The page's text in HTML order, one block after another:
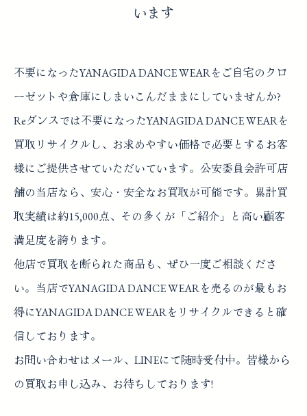
います
不要になったYANAGIDA DANCE WEARをご自宅のクロ
ーゼットや倉庫にしまいこんだままにしていませんか?
Reダンスでは不要になったYANAGIDA DANCE WEARを
買取リサイクルし、お求めやすい価格で必要とするお客
様にご提供させていただいています。公安委員会許可店
舗の当店なら、安心・安全なお買取が可能です。累計買
取実績は約15,000点、その多くが「ご紹介」と高い顧客
満足度を誇ります。
他店で買取を断られた商品も、ぜひ一度ご相談くださ
い。当店でYANAGIDA DANCE WEARを売るのが最もお
得にYANAGIDA DANCE WEARをリサイクルできると確
信しております。
お問い合わせはメール、LINEにて随時受付中。皆様から
の買取お申し込み、お待ちしております!